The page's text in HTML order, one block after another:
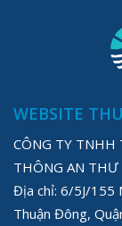
WEBSITE
CÔNG TY TNHH
THÔNG AN THƯ
Địa chỉ: 6/5J/155
Thuận Đông,